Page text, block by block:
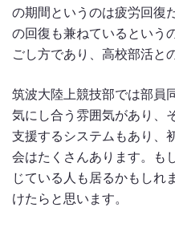
の期間というのは疲労回復
の回復も兼ねているという
ごし方であり、高校部活と
筑波大陸上競技部では部員
気にし合う雰囲気があり、
支援するシステムもあり、
会はたくさんあります。も
じている人も居るかもしれ
けたらと思います。